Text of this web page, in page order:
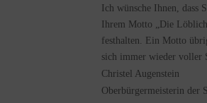
Ich wünsche Ihnen,
Ihrem Motto „Die
festhalten. Ein Motto
sich immer wieder voller
Christel Augenstein
Oberbürgermeisterin der